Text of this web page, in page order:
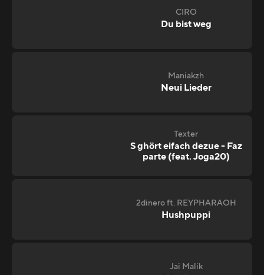
CIRO
Du bist weg
Maniakzh
Neui Lieder
Texter
S ghört eifach dezue - Faz
parte (feat. Joga20)
2dinero ft. REYPHARAOH
Hushpuppi
Jai Malik